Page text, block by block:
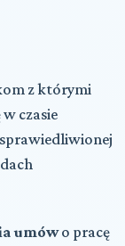
z którymi
czasie
umówo pracę